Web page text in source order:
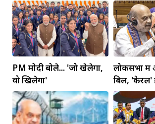
PM मोदी बोले... 'जो खेलेगा,
वो खिलेगा'
लोकसभा में
बिल, 'केरल'